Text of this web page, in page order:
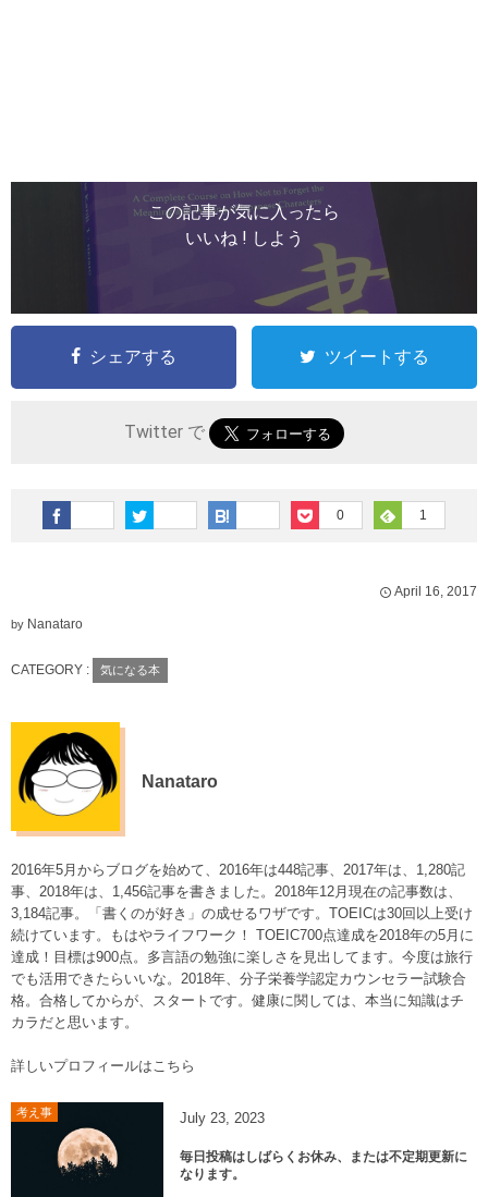
この記事が気に入ったら
いいね ! しよう
シェアする ツイートする
Twitter で
0 1
April 16 2017
by Nanataro
CATEGORY : 気になる本
Nanataro
2016年5月からブログを始めて、2016年は448記事、2017年は、1,280記
事、2018年は、1,456記事を書きました。2018年12月現在の記事数は、
3,184記事。「書くのが好き」の成せるワザです。TOEICは30回以上受け
続けています。もはやライフワーク！ TOEIC700点達成を2018年の5月に
達成！目標は900点。多言語の勉強に楽しさを見出してます。今度は旅行
でも活用できたらいいな。2018年、分子栄養学認定カウンセラー試験合
格。合格してからが、スタートです。健康に関しては、本当に知識はチ
カラだと思います。
詳しいプロフィールはこちら
考え事 July 23 2023
毎日投稿はしばらくお休み、または不定期更新に
なります。